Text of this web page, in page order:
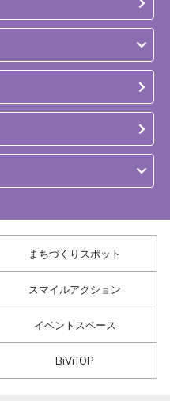
まちづくりスポット
スマイルアクション
イベントスペース
BiViTOP